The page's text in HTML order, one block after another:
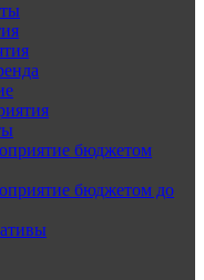
бюджетом
бюджетом до